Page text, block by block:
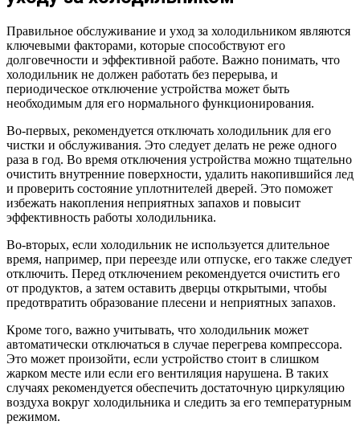
Правильное обслуживание и уход за холодильником являются
ключевыми факторами, которые способствуют его
долговечности и эффективной работе. Важно понимать, что
холодильник не должен работать без перерыва, и
периодическое отключение устройства может быть
необходимым для его нормального функционирования.
Во-первых, рекомендуется отключать холодильник для его
чистки и обслуживания. Это следует делать не реже одного
раза в год. Во время отключения устройства можно тщательно
очистить внутренние поверхности, удалить накопившийся лед
и проверить состояние уплотнителей дверей. Это поможет
избежать накопления неприятных запахов и повысит
эффективность работы холодильника.
Во-вторых, если холодильник не используется длительное
время, например, при переезде или отпуске, его также следует
отключить. Перед отключением рекомендуется очистить его
от продуктов, а затем оставить дверцы открытыми, чтобы
предотвратить образование плесени и неприятных запахов.
Кроме того, важно учитывать, что холодильник может
автоматически отключаться в случае перегрева компрессора.
Это может произойти, если устройство стоит в слишком
жарком месте или если его вентиляция нарушена. В таких
случаях рекомендуется обеспечить достаточную циркуляцию
воздуха вокруг холодильника и следить за его температурным
режимом.